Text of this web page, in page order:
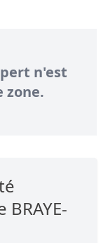
n'est
zone.